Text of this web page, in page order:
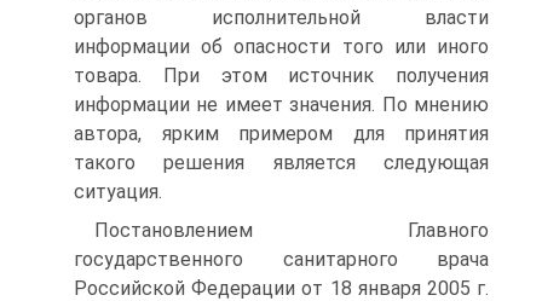
органов исполнительной власти
информации об опасности того или иного
товара. При этом источник получения
информации не имеет значения. По мнению
автора, ярким примером для принятия
такого решения является следующая
ситуация.
Постановлением Главного
государственного санитарного врача
Российской Федерации от 18 января 2005 г.